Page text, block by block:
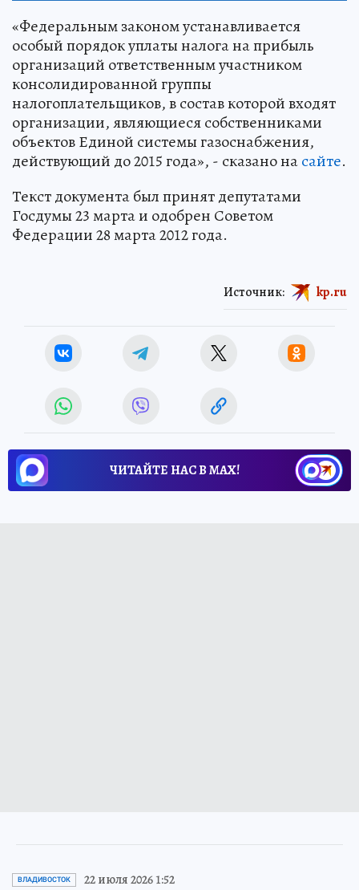
«Федеральным законом устанавливается
особый порядок уплаты налога на прибыль
организаций ответственным участником
консолидированной группы
налогоплательщиков, в состав которой входят
организации, являющиеся собственниками
объектов Единой системы газоснабжения,
действующий до 2015 года», - сказано насайте.
Текст документа был принят депутатами
Госдумы 23 марта и одобрен Советом
Федерации 28 марта 2012 года.
Источник: kp.ru
ЧИТАЙТЕ НАС В МАХ!
ВЛАДИВОСТОК 22 июля 2026 1:52